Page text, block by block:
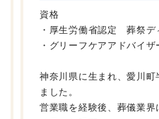
資格
・厚生労働省認定 葬祭デ
・グリーフケアアドバイザ
神奈川県に生まれ、愛川
ました。
営業職を経験後、葬儀業